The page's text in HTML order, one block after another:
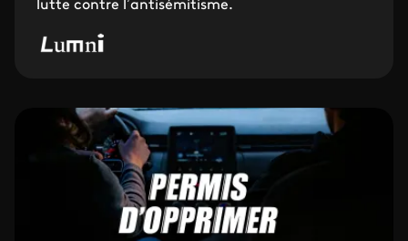
lutte contre l’antisémitisme.